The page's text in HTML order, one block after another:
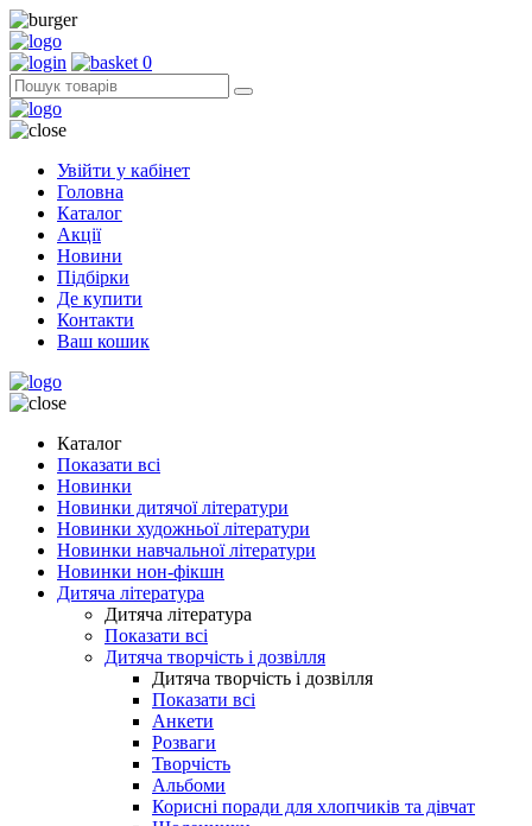
0
Увійти у кабінет
Головна
Каталог
Акції
Новини
Підбірки
Де купити
Контакти
Ваш кошик
Каталог
Показати всі
Новинки
Новинки дитячої літератури
Новинки художньої літератури
Новинки навчальної літератури
Новинки нон-фікшн
Дитяча література
Дитяча література
Показати всі
Дитяча творчість і дозвілля
Дитяча творчість і дозвілля
Показати всі
Анкети
Розваги
Творчість
Альбоми
Корисні поради для хлопчиків та дівчат